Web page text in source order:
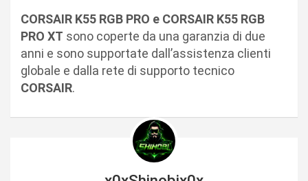
CORSAIR K55 RGB PRO e CORSAIR K55 RGB
PRO XT sono coperte da una garanzia di due
anni e sono supportate dall’assistenza clienti
globale e dalla rete di supporto tecnico
CORSAIR.